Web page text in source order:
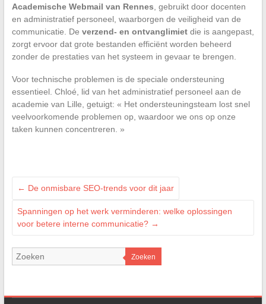
Academische Webmail van Rennes , gebruikt door docenten
en administratief personeel, waarborgen de veiligheid van de
communicatie. De verzend- en ontvanglimietdie is aangepast,
zorgt ervoor dat grote bestanden efficiënt worden beheerd
zonder de prestaties van het systeem in gevaar te brengen.
Voor technische problemen is de speciale ondersteuning
essentieel. Chloé, lid van het administratief personeel aan de
academie van Lille, getuigt: « Het ondersteuningsteam lost snel
veelvoorkomende problemen op, waardoor we ons op onze
taken kunnen concentreren. »
← De onmisbare SEO-trends voor dit jaar
Spanningen op het werk verminderen: welke oplossingen
voor betere interne communicatie? →
Zoeken